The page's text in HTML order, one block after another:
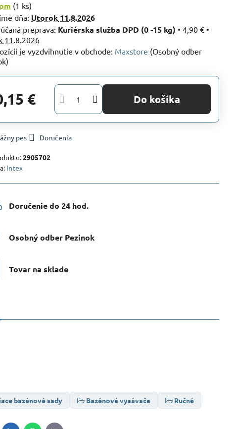
(1 ks)
dňa: Utorok 11.8.2026
Kuriérska služba DPD (0 -15 kg) •4,90 € •
11.8.2026
Maxstore (Osobný odber
€ Do košíka
pes Doručenia
2905702
Intex
Doručenie do 24 hod​.
Osobný odber Pezinok
Tovar na sklade
bazénové sady Bazénové vysávače Ručné